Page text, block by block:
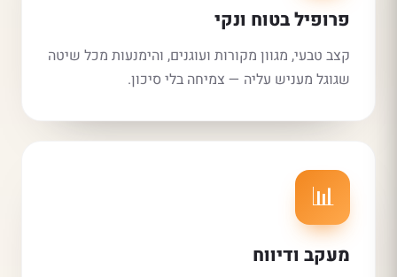
פרופיל בטוח ונקי
קצב טבעי, מגוון מקורות ועוגנים, והימנעות מכל שיטה
שגוגל מעניש עליה — צמיחה בלי סיכון.
📊
מעקב ודיווח